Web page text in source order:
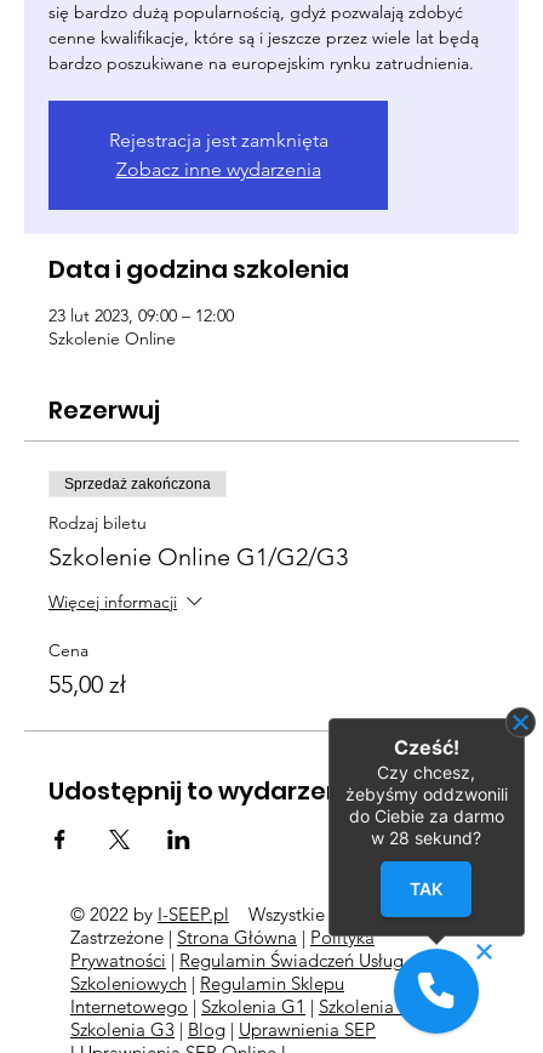
się bardzo dużą popularnością, gdyż pozwalają zdobyć
cenne kwalifikacje, które są i jeszcze przez wiele lat będą
bardzo poszukiwane na europejskim rynku zatrudnienia.
Rejestracja jest zamknięta
Zobacz inne wydarzenia
Data i godzina szkolenia
23 lut 2023, 09:00 – 12:00
Szkolenie Online
Rezerwuj
Sprzedaż zakończona
Rodzaj biletu
Szkolenie Online G1/G2/G3
Więcej informacji
Cena
55,00 zł
Udostępnij to wydarzenie
© 2022 by I-SEEP.pl
Wszystkie Prawa
Zastrzeżone | Strona Główna | Polityka
Prywatności | Regulamin Świadczeń Usług
Szkoleniowych| Regulamin Sklepu
Internetowego | Szkolenia G1 | Szkolenia G2
l
Szkolenia G3 | Blog| Uprawnienia SEP
Cześć!
Czy chcesz,
żebyśmy oddzwonili
do Ciebie za darmo
w 28 sekund?
TAK